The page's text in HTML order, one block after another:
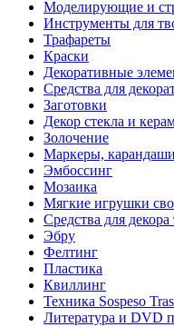
Моделирующие и
Инструменты для
Трафареты
Краски
Декоративные
Средства для
Заготовки
Декор стекла и
Золочение
Маркеры,
Эмбоссинг
Мозаика
Мягкие игрушки
Средства для декора
Эбру
Фелтинг
Пластика
Квиллинг
Техника Sospeso
Литература и DVD